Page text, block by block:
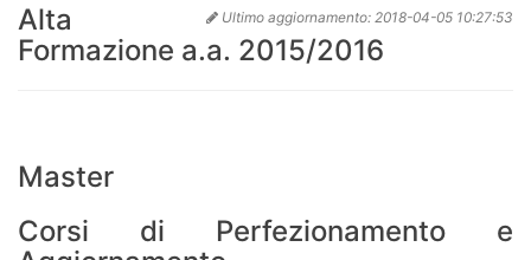
Ultimo aggiornamento: 2018-04-05 10:27:53
Alta
Formazione a.a. 2015/2016
Master
Corsi di Perfezionamento e